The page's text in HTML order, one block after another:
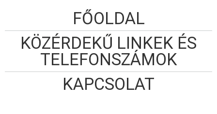
FŐOLDAL
KÖZÉRDEKŰ LINKEK ÉS
TELEFONSZÁMOK
KAPCSOLAT